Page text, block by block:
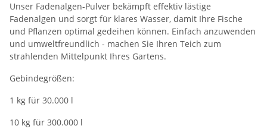
Unser Fadenalgen-Pulver bekämpft effektiv lästige
Fadenalgen und sorgt für klares Wasser, damit Ihre Fische
und Pflanzen optimal gedeihen können. Einfach anzuwenden
und umweltfreundlich - machen Sie Ihren Teich zum
strahlenden Mittelpunkt Ihres Gartens.
Gebindegrößen:
1 kg für 30.000 l
10 kg für 300.000 l